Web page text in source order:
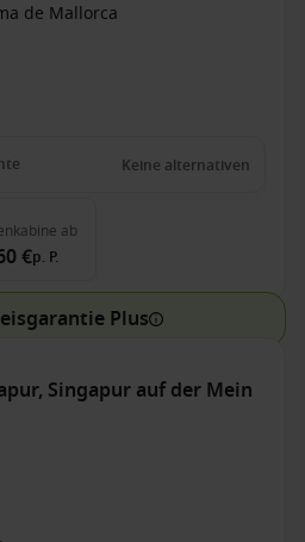
de Mallorca
Keine alternativen
ab
€p. P.
Plus
Singapur auf der Mein